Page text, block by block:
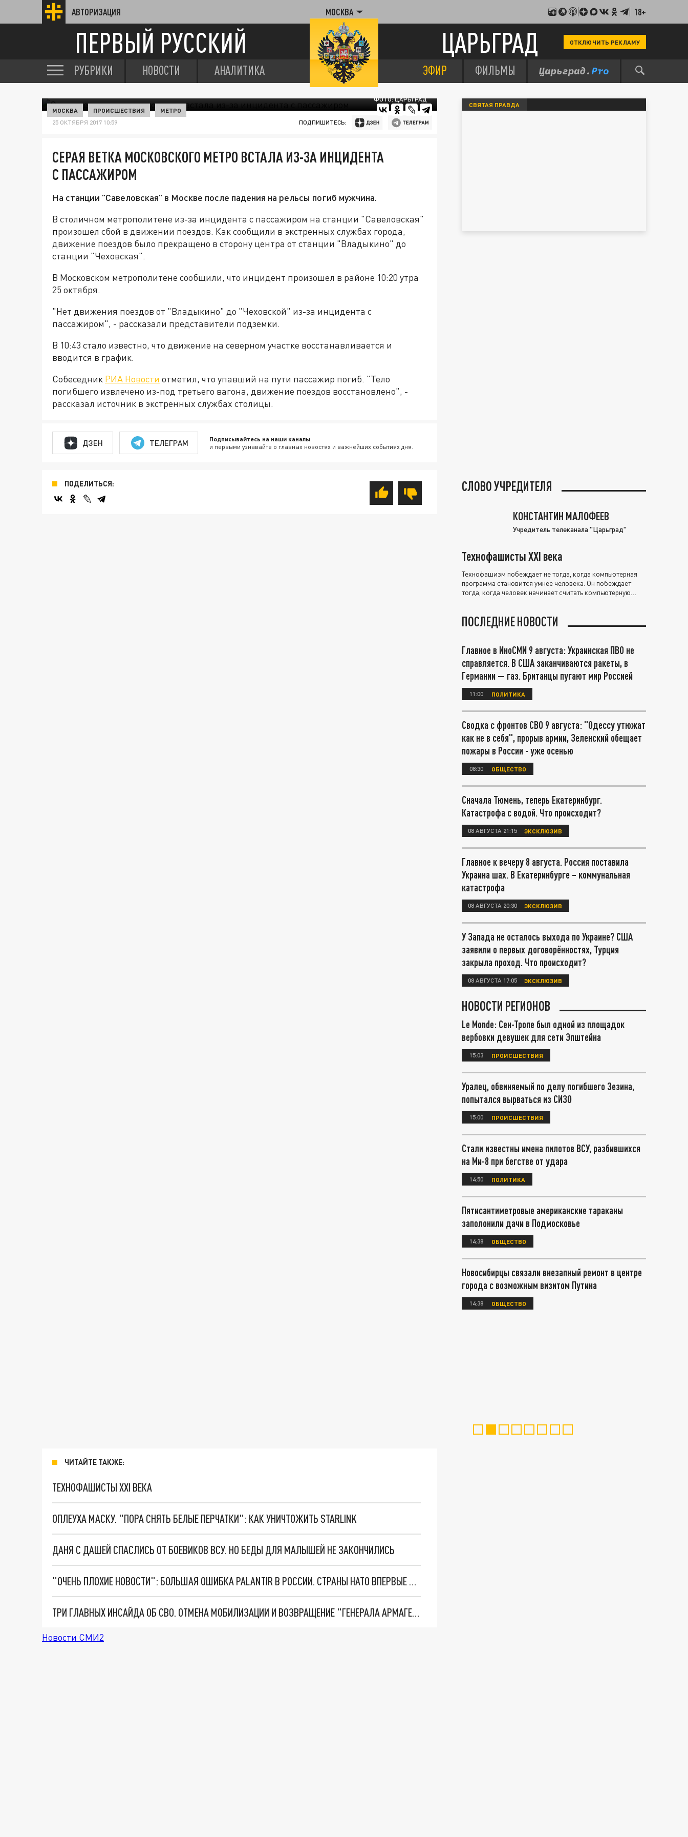
АВТОРИЗАЦИЯ МОСКВА 18+
ПЕРВЫЙ РУССКИЙ ЦАРЬГРАД ОТКЛЮЧИТЬ РЕКЛАМУ
РУБРИКИ НОВОСТИ АНАЛИТИКА ЭФИР ФИЛЬМЫ
ФОТО: ЦАРЬГРАД
МОСКВА ПРОИСШЕСТВИЯ МЕТРО
25 ОКТЯБРЯ 2017 10:59 ПОДПИШИТЕСЬ:
СЕРАЯ ВЕТКА МОСКОВСКОГО МЕТРО ВСТАЛА ИЗ-ЗА ИНЦИДЕНТА
С ПАССАЖИРОМ
На станции "Савеловская" в Москве после падения на рельсы погиб мужчина.
В столичном метрополитене из-за инцидента с пассажиром на станции "Савеловская"
произошел сбой в движении поездов. Как сообщили в экстренных службах города,
движение поездов было прекращено в сторону центра от станции "Владыкино" до
станции "Чеховская".
В Московском метрополитене сообщили, что инцидент произошел в районе 10:20 утра
25 октября.
"Нет движения поездов от "Владыкино" до "Чеховской" из-за инцидента с
пассажиром", - рассказали представители подземки.
В 10:43 стало известно, что движение на северном участке восстанавливается и
вводится в график.
Собеседник РИА Новости отметил, что упавший на пути пассажир погиб. "Тело
погибшего извлечено из-под третьего вагона, движение поездов восстановлено", -
рассказал источник в экстренных службах столицы.
ДЗЕН ТЕЛЕГРАМ Подписывайтесь на наши каналы
и первыми узнавайте о главных новостях и важнейших событиях дня.
ПОДЕЛИТЬСЯ:
ЧИТАЙТЕ ТАКЖЕ:
ТЕХНОФАШИСТЫ XXI ВЕКА
ОПЛЕУХА МАСКУ. "ПОРА СНЯТЬ БЕЛЫЕ ПЕРЧАТКИ": КАК УНИЧТОЖИТЬ STARLINK
ДАНЯ С ДАШЕЙ СПАСЛИСЬ ОТ БОЕВИКОВ ВСУ. НО БЕДЫ ДЛЯ МАЛЫШЕЙ НЕ ЗАКОНЧИЛИСЬ
"ОЧЕНЬ ПЛОХИЕ НОВОСТИ": БОЛЬШАЯ ОШИБКА PALANTIR В РОССИИ. СТРАНЫ НАТО ВПЕРВЫЕ ЗА СВО ОСТАНОВИЛИ ПОСТАВКИ ОРУЖИЯ. ВСУ ТЕРЯЮТ ПРИГРАНИЧЬЕ?
ТРИ ГЛАВНЫХ ИНСАЙДА ОБ СВО. ОТМЕНА МОБИЛИЗАЦИИ И ВОЗВРАЩЕНИЕ "ГЕНЕРАЛА АРМАГЕДДОНА"? ОТЛИЧНЫЕ НОВОСТИ, КОТОРЫЕ ЖДАЛИ ВСЕ
Новости СМИ2
СВЯТАЯ ПРАВДА
СЛОВО УЧРЕДИТЕЛЯ
КОНСТАНТИН МАЛОФЕЕВ
Учредитель телеканала "Царьград"
Технофашисты XXI века
Технофашизм побеждает не тогда, когда компьютерная
программа становится умнее человека. Он побеждает
тогда, когда человек начинает считать компьютерную
ПОСЛЕДНИЕ НОВОСТИ
Главное в ИноСМИ 9 августа: Украинская ПВО не
справляется. В США заканчиваются ракеты, в
Германии — газ. Британцы пугают мир Россией
11:00 ПОЛИТИКА
Сводка с фронтов СВО 9 августа: "Одессу утюжат
как не в себя", прорыв армии, Зеленский обещает
пожары в России - уже осенью
08:30 ОБЩЕСТВО
Сначала Тюмень, теперь Екатеринбург.
Катастрофа с водой. Что происходит?
08 АВГУСТА 21:15 ЭКСКЛЮЗИВ
Главное к вечеру 8 августа. Россия поставила
Украина шах. В Екатеринбурге – коммунальная
катастрофа
08 АВГУСТА 20:30 ЭКСКЛЮЗИВ
У Запада не осталось выхода по Украине? США
заявили о первых договорённостях, Турция
закрыла проход. Что происходит?
08 АВГУСТА 17:05 ЭКСКЛЮЗИВ
НОВОСТИ РЕГИОНОВ
Le Monde: Сен-Тропе был одной из площадок
вербовки девушек для сети Эпштейна
15:03 ПРОИСШЕСТВИЯ
Уралец, обвиняемый по делу погибшего Зезина,
попытался вырваться из СИЗО
15:00 ПРОИСШЕСТВИЯ
Стали известны имена пилотов ВСУ, разбившихся
на Ми-8 при бегстве от удара
14:50 ПОЛИТИКА
Пятисантиметровые американские тараканы
заполонили дачи в Подмосковье
14:38 ОБЩЕСТВО
Новосибирцы связали внезапный ремонт в центре
города с возможным визитом Путина
14:38 ОБЩЕСТВО